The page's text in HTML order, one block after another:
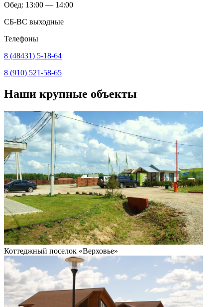
Обед: 13:00 — 14:00
СБ-ВС выходные
Телефоны
8 (48431) 5-18-64
8 (910) 521-58-65
Наши крупные объекты
Коттеджный поселок «Верховье»